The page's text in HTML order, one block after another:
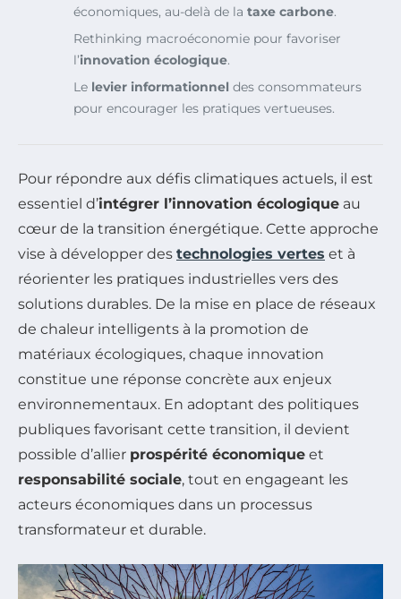
économiques, au-delà de la taxe carbone.
Rethinking macroéconomie pour favoriser
l’innovation écologique.
Le levier informationnel des consommateurs
pour encourager les pratiques vertueuses.
Pour répondre aux défis climatiques actuels, il est
essentiel d’intégrer l’innovation écologique au
cœur de la transition énergétique. Cette approche
vise à développer des technologies vertes et à
réorienter les pratiques industrielles vers des
solutions durables. De la mise en place de réseaux
de chaleur intelligents à la promotion de
matériaux écologiques, chaque innovation
constitue une réponse concrète aux enjeux
environnementaux. En adoptant des politiques
publiques favorisant cette transition, il devient
possible d’allier prospérité économique et
responsabilité sociale, tout en engageant les
acteurs économiques dans un processus
transformateur et durable.